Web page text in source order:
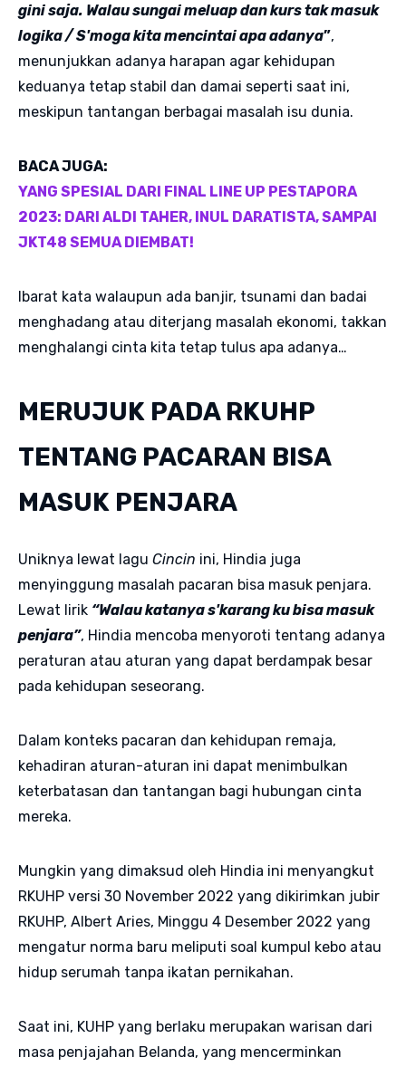
gini saja. Walau sungai meluap dan kurs tak masuk
logika / S'moga kita mencintai apa adanya”,
menunjukkan adanya harapan agar kehidupan
keduanya tetap stabil dan damai seperti saat ini,
meskipun tantangan berbagai masalah isu dunia.
BACA JUGA:
YANG SPESIAL DARI FINAL LINE UP PESTAPORA
2023: DARI ALDI TAHER, INUL DARATISTA, SAMPAI
JKT48 SEMUA DIEMBAT!
Ibarat kata walaupun ada banjir, tsunami dan badai
menghadang atau diterjang masalah ekonomi, takkan
menghalangi cinta kita tetap tulus apa adanya…
MERUJUK PADA RKUHP
TENTANG PACARAN BISA
MASUK PENJARA
Uniknya lewat lagu Cincin ini, Hindia juga
menyinggung masalah pacaran bisa masuk penjara.
Lewat lirik “Walau katanya s'karang ku bisa masuk
penjara”, Hindia mencoba menyoroti tentang adanya
peraturan atau aturan yang dapat berdampak besar
pada kehidupan seseorang.
Dalam konteks pacaran dan kehidupan remaja,
kehadiran aturan-aturan ini dapat menimbulkan
keterbatasan dan tantangan bagi hubungan cinta
mereka.
Mungkin yang dimaksud oleh Hindia ini menyangkut
RKUHP versi 30 November 2022 yang dikirimkan jubir
RKUHP, Albert Aries, Minggu 4 Desember 2022 yang
mengatur norma baru meliputi soal kumpul kebo atau
hidup serumah tanpa ikatan pernikahan.
Saat ini, KUHP yang berlaku merupakan warisan dari
masa penjajahan Belanda, yang mencerminkan